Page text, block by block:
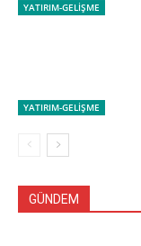
YATIRIM-GELİŞME
YATIRIM-GELİŞME
GÜNDEM